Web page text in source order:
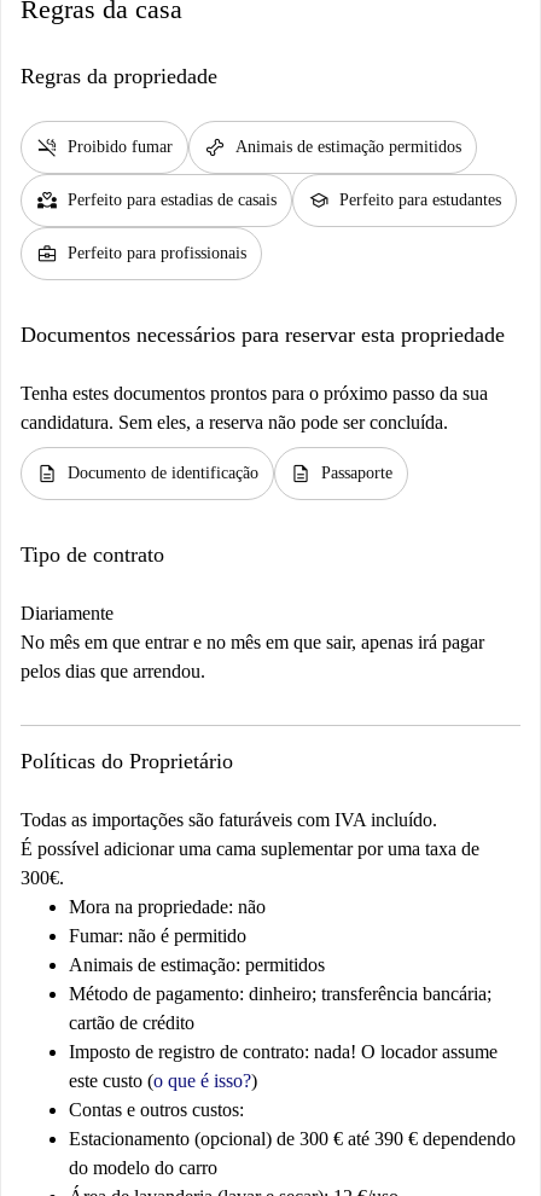
Regras da casa
Regras da propriedade
smoke_free Proibido fumar pet_supplies Animais de estimação permitidos
partner_heart Perfeito para estadias de casais school Perfeito para estudantes
business_center Perfeito para profissionais
Documentos necessários para reservar esta propriedade
Tenha estes documentos prontos para o próximo passo da sua
candidatura. Sem eles, a reserva não pode ser concluída.
description Documento de identificação description Passaporte
Tipo de contrato
Diariamente
No mês em que entrar e no mês em que sair, apenas irá pagar
pelos dias que arrendou.
Políticas do Proprietário
Todas as importações são faturáveis com IVA incluído.
É possível adicionar uma cama suplementar por uma taxa de
300€.
Mora na propriedade: não
Fumar: não é permitido
Animais de estimação: permitidos
Método de pagamento: dinheiro; transferência bancária;
cartão de crédito
Imposto de registro de contrato: nada! O locador assume
este custo (o que é isso?)
Contas e outros custos:
Estacionamento (opcional) de 300 € até 390 € dependendo
do modelo do carro